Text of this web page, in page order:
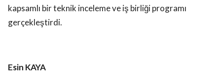
kapsamlı bir teknik inceleme ve iş birliği programı
gerçekleştirdi.
Esin KAYA